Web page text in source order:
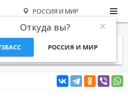
РОССИЯ И МИР
Откуда вы?
РОССИЯ И МИР
ТЕМЫ ФОТО